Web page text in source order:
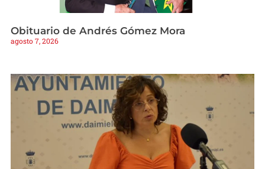
Obituario de Andrés Gómez Mora
agosto 7, 2026